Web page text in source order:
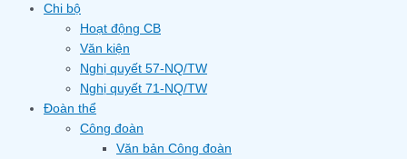
Chi bộ
Hoạt động CB
Văn kiện
Nghị quyết 57-NQ/TW
Nghị quyết 71-NQ/TW
Đoàn thể
Công đoàn
Văn bản Công đoàn